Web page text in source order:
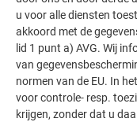
De markante
P.10 prefawit hangt in
hoofdingang van het
aantal ideeën hoe we
bekleden”, vertellen
u voor alle diensten
akkoord met de
lid 1 punt a) AVG. Wij
van
normen van de EU. In
voor controle- resp.
krijgen, zonder dat u